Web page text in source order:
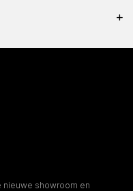
nieuwe showroom en